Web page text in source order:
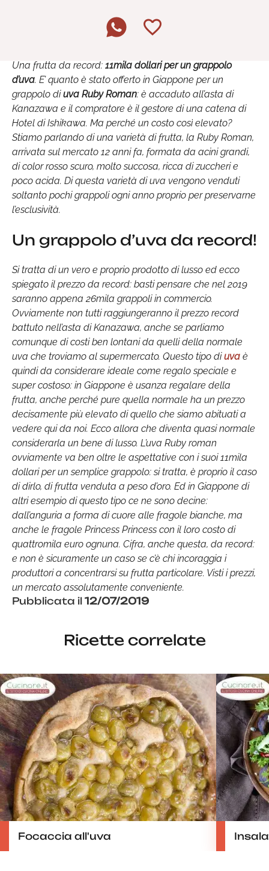
Una frutta da record: 11mila dollari per un grappolo
d’uva. E’ quanto è stato offerto in Giappone per un
grappolo diuva Ruby Roman: è accaduto all’asta di
Kanazawa e il compratore è il gestore di una catena di
Hotel di Ishikawa. Ma perché un costo così elevato?
Stiamo parlando di una varietà di frutta, la Ruby Roman,
arrivata sul mercato 12 anni fa, formata da acini grandi,
di color rosso scuro, molto succosa, ricca di zuccheri e
poco acida. Di questa varietà di uva vengono venduti
soltanto pochi grappoli ogni anno proprio per preservarne
l’esclusività.
Un grappolo d’uva da record!
Si tratta di un vero e proprio prodotto di lusso ed ecco
spiegato il prezzo da record: basti pensare che nel 2019
saranno appena 26mila grappoli in commercio.
Ovviamente non tutti raggiungeranno il prezzo record
battuto nell’asta di Kanazawa, anche se parliamo
comunque di costi ben lontani da quelli della normale
uva che troviamo al supermercato. Questo tipo diuva è
quindi da considerare ideale come regalo speciale e
super costoso: in Giappone è usanza regalare della
frutta, anche perché pure quella normale ha un prezzo
decisamente più elevato di quello che siamo abituati a
vedere qui da noi. Ecco allora che diventa quasi normale
considerarla un bene di lusso. L’uva Ruby roman
ovviamente va ben oltre le aspettative con i suoi 11mila
dollari per un semplice grappolo: si tratta, è proprio il caso
di dirlo, di frutta venduta a peso d’oro. Ed in Giappone di
altri esempio di questo tipo ce ne sono decine:
dall’anguria a forma di cuore alle fragole bianche, ma
anche le fragole Princess Princess con il loro costo di
quattromila euro ognuna. Cifra, anche questa, da record:
e non è sicuramente un caso se c’è chi incoraggia i
produttori a concentrarsi su frutta particolare. Visti i prezzi,
un mercato assolutamente conveniente.
Pubblicata il 12/07/2019
Ricette correlate
Focaccia all'uva